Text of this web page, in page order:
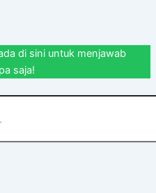
di sini untuk menjawab
saja!